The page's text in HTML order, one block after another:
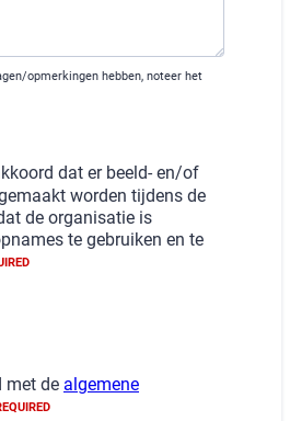
opmerkingen hebben, noteer het